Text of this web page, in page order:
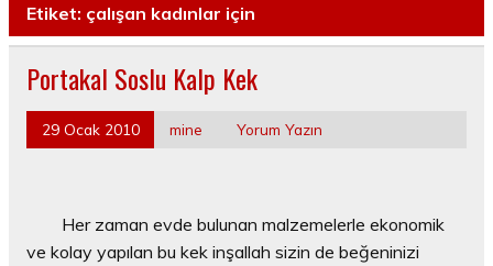
Etiket: çalışan kadınlar için
Portakal Soslu Kalp Kek
29 Ocak 2010 mine Yorum Yazın
Her zaman evde bulunan malzemelerle ekonomik
ve kolay yapılan bu kek inşallah sizin de beğeninizi